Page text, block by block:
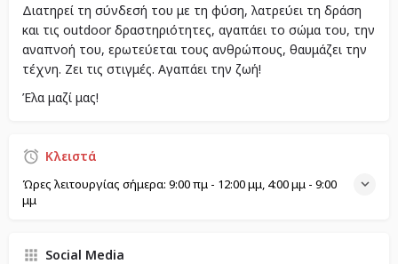
Διατηρεί τη σύνδεσή του με τη φύση, λατρεύει τη δράση
και τις outdoor δραστηριότητες, αγαπάει το σώμα του, την
αναπνοή του, ερωτεύεται τους ανθρώπους, θαυμάζει την
τέχνη. Ζει τις στιγμές. Αγαπάει την ζωή!
Έλα μαζί μας!
Κλειστά
Ώρες λειτουργίας σήμερα: 9:00 πμ - 12:00 μμ, 4:00 μμ - 9:00
μμ
Social Media